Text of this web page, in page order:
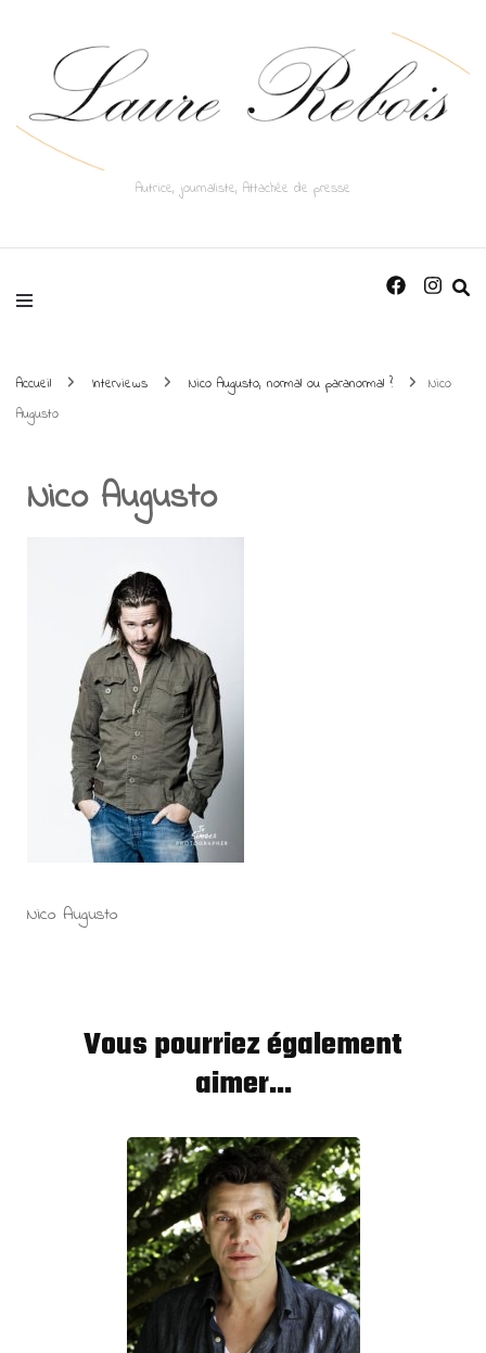
Autrice, journaliste, Attachée de presse
Accueil Interviews Nico Augusto, normal ou paranormal ?
Nico
Augusto
Nico Augusto
Nico Augusto
Vous pourriez également
aimer...